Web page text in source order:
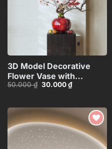
3D Model Decorative
Flower Vase with
Branches – 3ds
50.000₫ Giá
30.000₫Giá
hiện
30.000 ₫.
Add to
wishlist